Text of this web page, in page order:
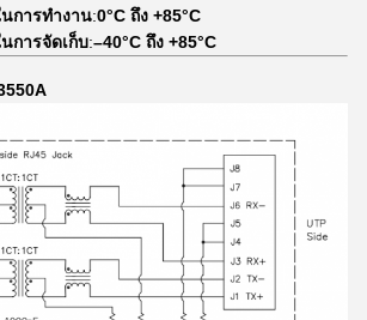
การทำงาน:0°C ถึง +85°C
การจัดเก็บ:–40°C ถึง +85°C